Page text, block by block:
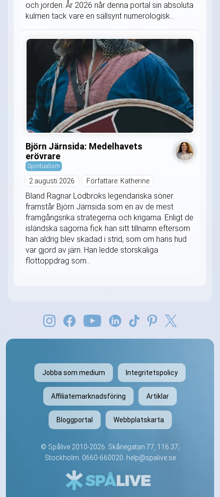
och jorden. År 2026 når denna portal sin absoluta
kulmen tack vare en sällsynt numerologisk...
Björn Järnsida: Medelhavets
erövrare
Spiritualism
2 augusti 2026 Författare: Katherine
Bland Ragnar Lodbroks legendariska söner
framstår Björn Järnsida som en av de mest
framgångsrika strategerna och krigarna. Enligt de
isländska sagorna fick han sitt tillnamn eftersom
han aldrig blev skadad i strid, som om hans hud
var gjord av järn. Han ledde storskaliga
flottoppdrag som...
Jobba som medium Integritetspolicy
Affiliatemarknadsföring Artiklar
Bloggportal Webbplatskarta
© Spålive2010-2026. Skånegatan 77, 116 37,
Stockholm. 0660-660020. help@spalive.se